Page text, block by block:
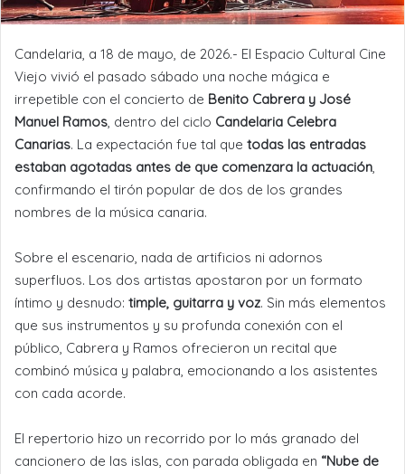
Candelaria, a 18 de mayo, de 2026.- El Espacio Cultural Cine
Viejo vivió el pasado sábado una noche mágica e
irrepetible con el concierto de Benito Cabrera y José
Manuel Ramos, dentro del ciclo Candelaria Celebra
Canarias. La expectación fue tal que todas las entradas
estaban agotadas antes de que comenzara la actuación,
confirmando el tirón popular de dos de los grandes
nombres de la música canaria.
Sobre el escenario, nada de artificios ni adornos
superfluos. Los dos artistas apostaron por un formato
íntimo y desnudo: timple, guitarra y voz. Sin más elementos
que sus instrumentos y su profunda conexión con el
público, Cabrera y Ramos ofrecieron un recital que
combinó música y palabra, emocionando a los asistentes
con cada acorde.
El repertorio hizo un recorrido por lo más granado del
cancionero de las islas, con parada obligada en “Nube de